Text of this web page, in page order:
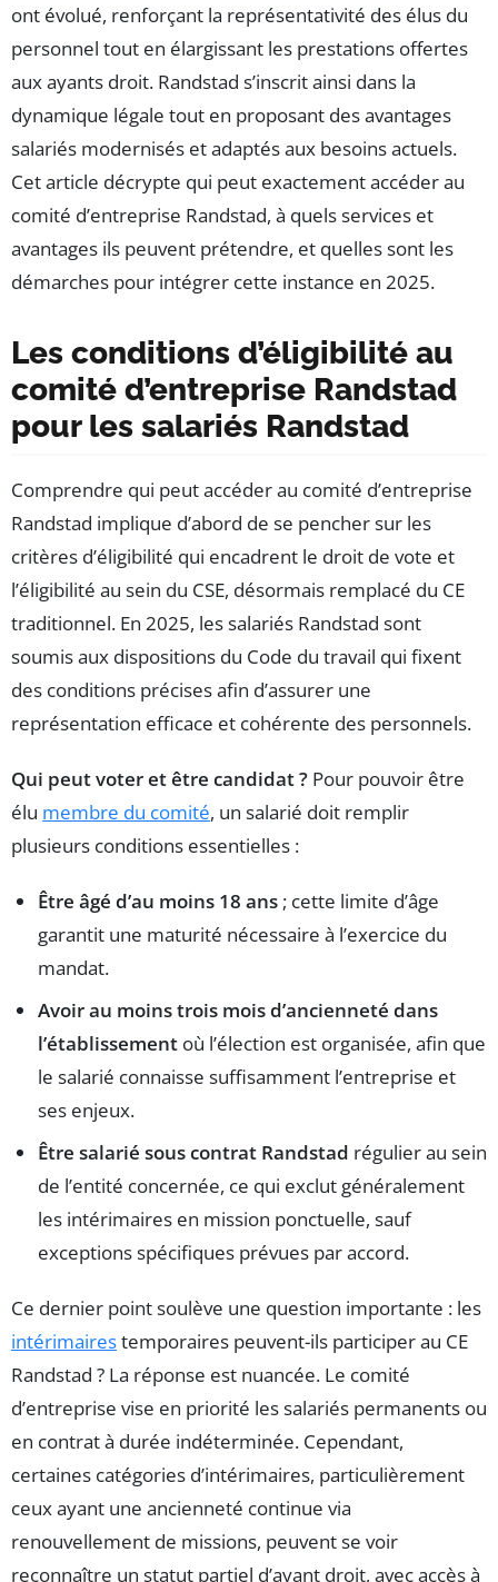
ont évolué, renforçant la représentativité des élus du
personnel tout en élargissant les prestations offertes
aux ayants droit. Randstad s’inscrit ainsi dans la
dynamique légale tout en proposant des avantages
salariés modernisés et adaptés aux besoins actuels.
Cet article décrypte qui peut exactement accéder au
comité d’entreprise Randstad, à quels services et
avantages ils peuvent prétendre, et quelles sont les
démarches pour intégrer cette instance en 2025.
Les conditions d’éligibilité au
comité d’entreprise Randstad
pour les salariés Randstad
Comprendre qui peut accéder au comité d’entreprise
Randstad implique d’abord de se pencher sur les
critères d’éligibilité qui encadrent le droit de vote et
l’éligibilité au sein du CSE, désormais remplacé du CE
traditionnel. En 2025, les salariés Randstad sont
soumis aux dispositions du Code du travail qui fixent
des conditions précises afin d’assurer une
représentation efficace et cohérente des personnels.
Qui peut voter et être candidat ? Pour pouvoir être
élu membre du comité, un salarié doit remplir
plusieurs conditions essentielles :
Être âgé d’au moins 18 ans ; cette limite d’âge
garantit une maturité nécessaire à l’exercice du
mandat.
Avoir au moins trois mois d’ancienneté dans
l’établissement où l’élection est organisée, afin que
le salarié connaisse suffisamment l’entreprise et
ses enjeux.
Être salarié sous contrat Randstad régulier au sein
de l’entité concernée, ce qui exclut généralement
les intérimaires en mission ponctuelle, sauf
exceptions spécifiques prévues par accord.
Ce dernier point soulève une question importante : les
intérimairestemporaires peuvent-ils participer au CE
Randstad ? La réponse est nuancée. Le comité
d’entreprise vise en priorité les salariés permanents ou
en contrat à durée indéterminée. Cependant,
certaines catégories d’intérimaires, particulièrement
ceux ayant une ancienneté continue via
renouvellement de missions, peuvent se voir
reconnaître un statut partiel d’ayant droit, avec accès à